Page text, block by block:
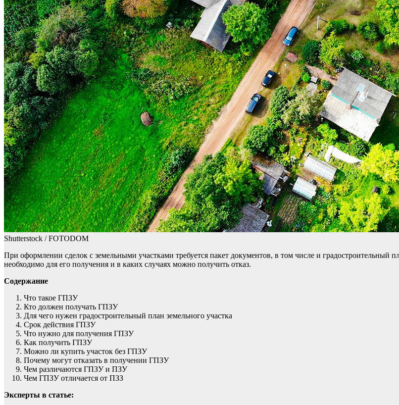
Shutterstock / FOTODOM
При оформлении сделок с земельными участками требуется пакет документов, в том числе и градостроительный
необходимо для его получения и в каких случаях можно получить отказ.
Содержание
Что такое ГПЗУ
Кто должен получать ГПЗУ
Для чего нужен градостроительный план земельного участка
Срок действия ГПЗУ
Что нужно для получения ГПЗУ
Как получить ГПЗУ
Можно ли купить участок без ГПЗУ
Почему могут отказать в получении ГПЗУ
Чем различаются ГПЗУ и ПЗУ
Чем ГПЗУ отличается от ПЗЗ
Эксперты в статье: